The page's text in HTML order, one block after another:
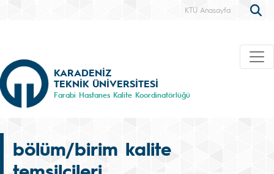
KTÜ Anasayfa
KARADENİZ
TEKNİK ÜNİVERSİTESİ
Farabi Hastanes Kalite Koordinatörlüğü
bölüm/birim kalite